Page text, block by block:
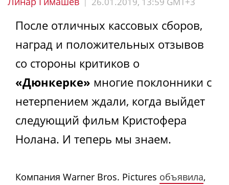
|
После отличных кассовых сборов,
наград и положительных отзывов
со стороны критиков о
«Дюнкерке» многие поклонники с
нетерпением ждали, когда выйдет
следующий фильм Кристофера
Нолана. И теперь мы знаем.
Компания Warner Bros. Pictures объявила,